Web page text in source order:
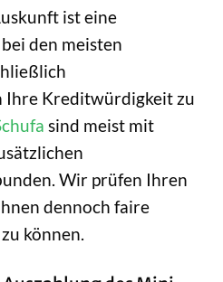
ist eine
den meisten
Ihre Kreditwürdigkeit zu
sind meist mit
Wir prüfen Ihren
dennoch faire
können.